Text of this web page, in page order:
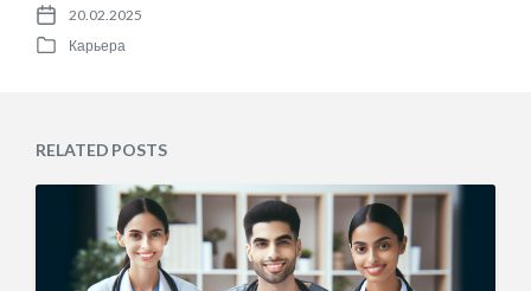
P
t
20.02.2025
P
d
i
Карьера
RELATED POSTS